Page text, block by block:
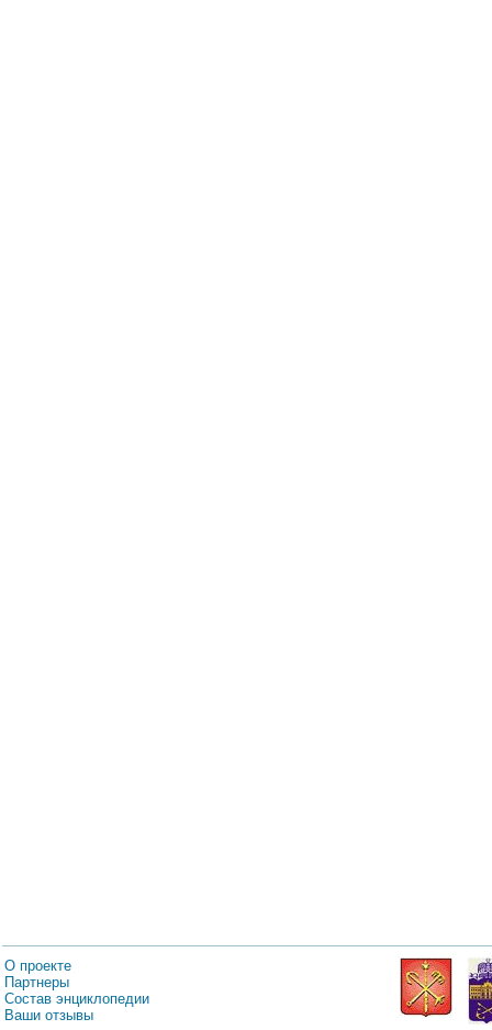
О проекте
Партнеры
Состав энциклопедии
Ваши отзывы